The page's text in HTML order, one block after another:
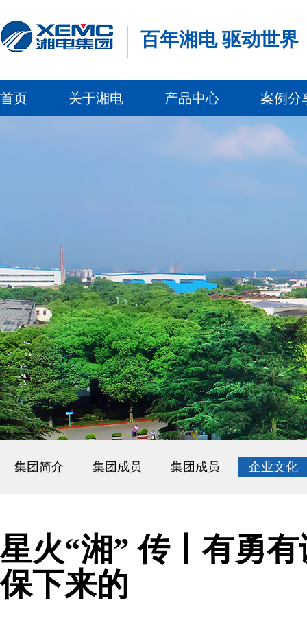
百年湘电 驱动世界
首页 关于湘电 产品中心 案例分
集团简介 集团成员 集团成员 企业文化
星火“湘” 传丨有勇
保下来的